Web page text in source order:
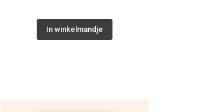
In winkelmandje